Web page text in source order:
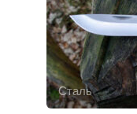
Сталь